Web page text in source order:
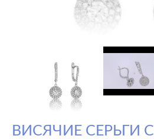
ВИСЯЧИЕ СЕРЬГИ С